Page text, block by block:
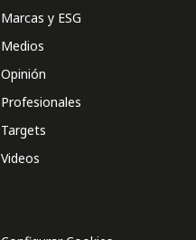
Marcas y ESG
Medios
Opinión
Profesionales
Targets
Videos